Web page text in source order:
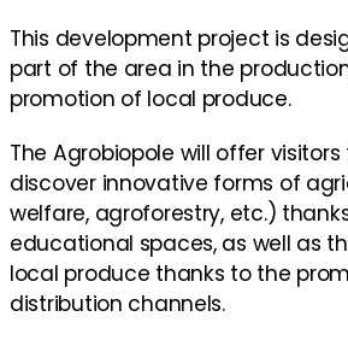
This development project is
part of the area in the
promotion of local produce.
The Agrobiopole will offer
discover innovative forms of
welfare, agroforestry, etc.)
educational spaces, as well as
local produce thanks to the
distribution channels.